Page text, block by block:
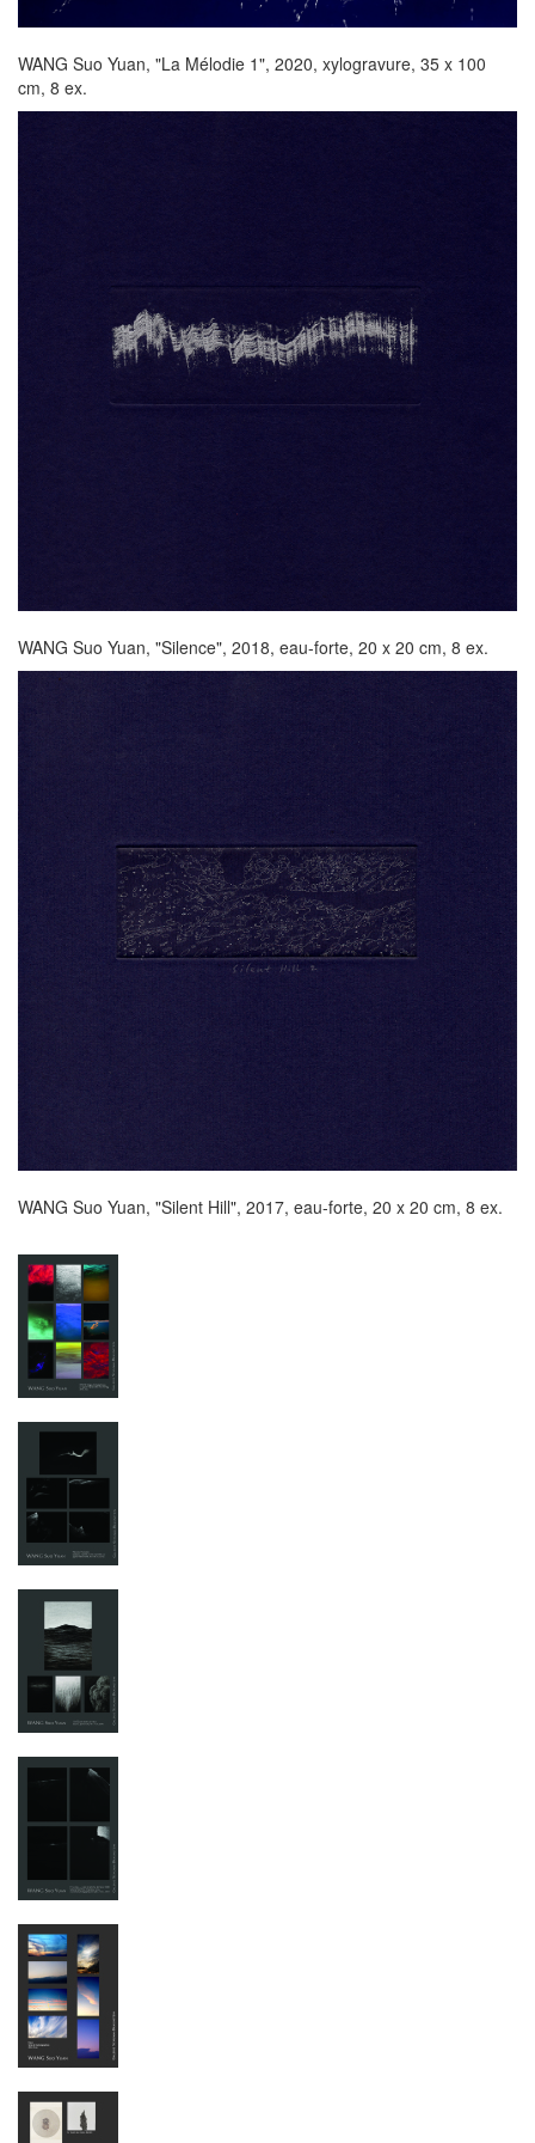
WANG Suo Yuan, "La Mélodie 1", 2020, xylogravure, 35 x 100
cm, 8 ex.
WANG Suo Yuan, "Silence", 2018, eau-forte, 20 x 20 cm, 8 ex.
WANG Suo Yuan, "Silent Hill", 2017, eau-forte, 20 x 20 cm, 8 ex.